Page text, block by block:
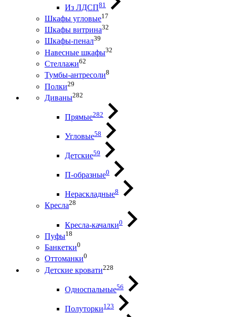
Из ЛДСП81
Шкафы угловые17
Шкафы витрина32
Шкафы-пенал39
Навесные шкафы32
Стеллажи62
Тумбы-антресоли8
Полки29
Диваны282
Прямые282
Угловые58
Детские59
П-образные0
Нераскладные8
Кресла28
Кресла-качалки0
Пуфы18
Банкетки0
Оттоманки0
Детские кровати228
Односпальные56
Полуторки123